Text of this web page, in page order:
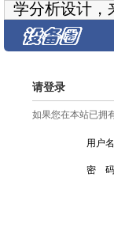
学分析设计，
请登录
如果您在本站已拥
用户名
密 码